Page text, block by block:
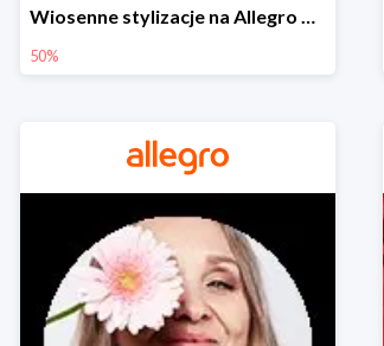
Wiosenne stylizacje na Allegro do -50%
50%